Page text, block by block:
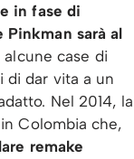
in fase di
Pinkman sarà al
case di
di dar vita a un
Nel 2014, la
Colombia che,
remake